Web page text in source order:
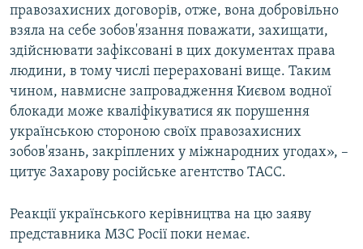
правозахисних договорів, отже, вона добровільно
взяла на себе зобов'язання поважати, захищати,
здійснювати зафіксовані в цих документах права
людини, в тому числі перераховані вище. Таким
чином, навмисне запровадження Києвом водної
блокади може кваліфікуватися як порушення
українською стороною своїх правозахисних
зобов'язань, закріплених у міжнародних угодах», –
цитує Захарову російське агентство ТАСС.
Реакції українського керівництва на цю заяву
представника МЗС Росії поки немає.